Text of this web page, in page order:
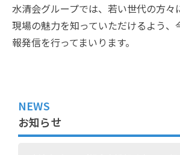
NEWS
お知らせ
水清会グループでは、若い世代の方々
現場の魅力を知っていただけるよう、
報発信を行ってまいります。